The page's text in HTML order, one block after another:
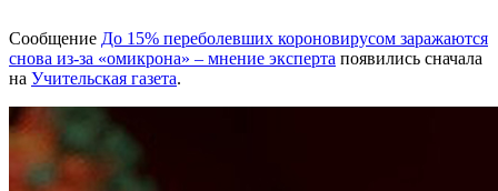
Сообщение До 15% переболевших короновирусом заражаются
снова из-за «омикрона» – мнение эксперта появились сначала
на Учительская газета.